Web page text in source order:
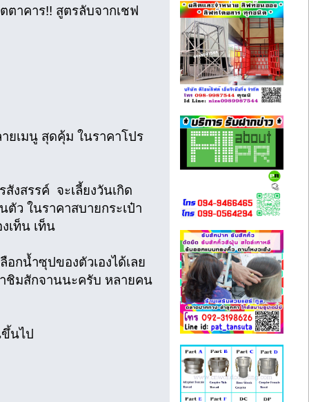
าคาร!! สูตรลับจากเชฟ
ยเมนู สุดคุ้ม ในราคาโปร
งสรรค์ จะเลี้ยงวันเกิด
ว ในราคาสบายกระเป๋า
เท็น เท็น
กน้ำซุปของตัวเองได้เลย
ชิมสักจานนะครับ หลายคน
นไป